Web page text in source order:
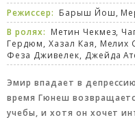
Режиссер: Барыш Йош,
В ролях: Метин Чекмез,
Гердюм, Хазал Кая,
Феза Дживелек, Джейда
Эмир впадает в
время Гюнеш
учебы, и хотя он хочет